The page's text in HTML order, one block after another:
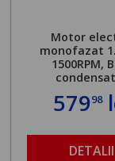
Motor
monofazat
1500RPM,
57998
DETALII